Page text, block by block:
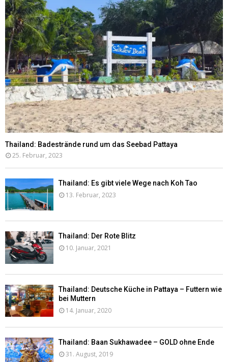
Thailand: Badestrände rund um das Seebad Pattaya
25. Februar, 2023
Thailand: Es gibt viele Wege nach Koh Tao
13. Februar, 2023
Thailand: Der Rote Blitz
10. Januar, 2021
Thailand: Deutsche Küche in Pattaya – Futtern wie
bei Muttern
14. Januar, 2020
Thailand: Baan Sukhawadee – GOLD ohne Ende
31. August, 2019